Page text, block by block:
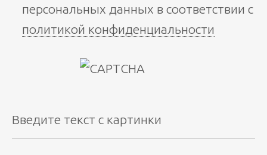
персональных данных в соответствии с
политикой конфиденциальности